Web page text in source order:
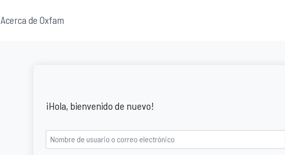
Acerca de Oxfam
¡Hola, bienvenido de nuevo!